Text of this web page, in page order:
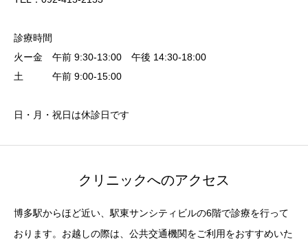
診療時間
火ー金 午前 9:30-13:00 午後 14:30-18:00
土 午前 9:00-15:00
日・月・祝日は休診日です
クリニックへのアクセス
博多駅からほど近い、駅東サンシティビルの6階で診療を行って
おります。お越しの際は、公共交通機関をご利用をおすすめいた